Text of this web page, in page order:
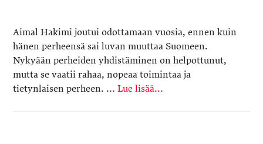
Aimal Hakimi joutui odottamaan vuosia, ennen kuin
hänen perheensä sai luvan muuttaa Suomeen.
Nykyään perheiden yhdistäminen on helpottunut,
mutta se vaatii rahaa, nopeaa toimintaa ja
tietynlaisen perheen. ...Lue lisää...